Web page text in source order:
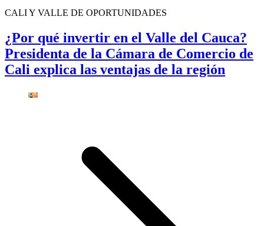
CALI Y VALLE DE OPORTUNIDADES
¿Por qué invertir en el Valle del Cauca?
Presidenta de la Cámara de Comercio de
Cali explica las ventajas de la región